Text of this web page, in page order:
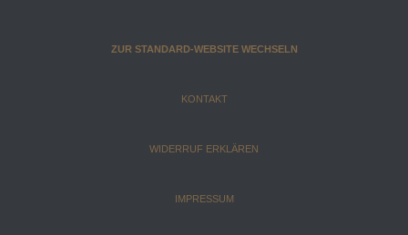
ZUR STANDARD-WEBSITE WECHSELN
KONTAKT
WIDERRUF ERKLÄREN
IMPRESSUM